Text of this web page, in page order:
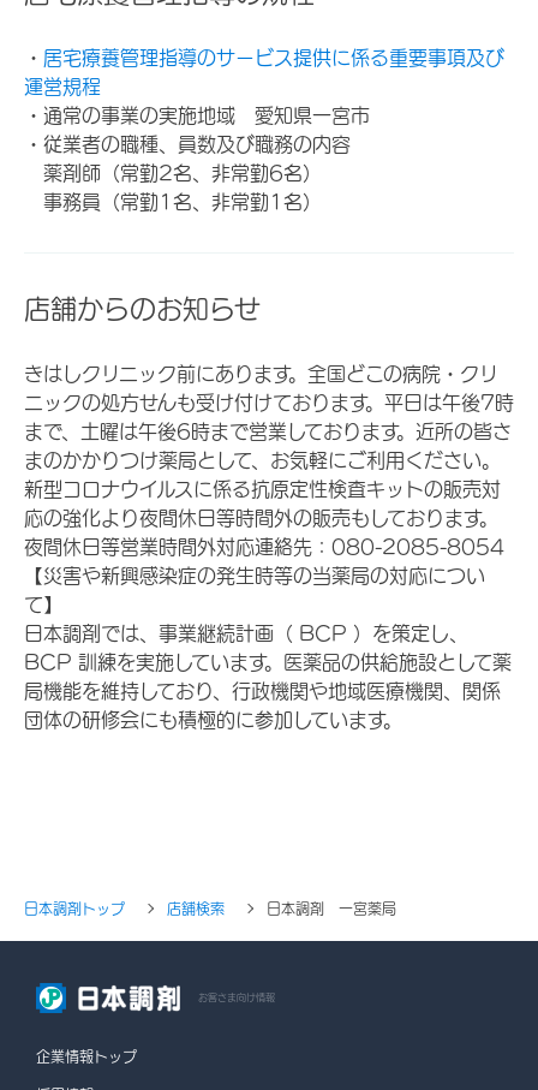
・ 居宅療養管理指導のサービス提供に係る重要事項及び
運営規程
・通常の事業の実施地域 愛知県一宮市
・従業者の職種、員数及び職務の内容
薬剤師（常勤2名、非常勤6名）
事務員（常勤1名、非常勤1名）
店舗からのお知らせ
きはしクリニック前にあります。全国どこの病院・クリ
ニックの処方せんも受け付けております。平日は午後7時
まで、土曜は午後6時まで営業しております。近所の皆さ
まのかかりつけ薬局として、お気軽にご利用ください。
新型コロナウイルスに係る抗原定性検査キットの販売対
応の強化より夜間休日等時間外の販売もしております。
夜間休日等営業時間外対応連絡先：080-2085-8054
【災害や新興感染症の発生時等の当薬局の対応につい
て】
日本調剤では、事業継続計画（ BCP ）を策定し、
BCP 訓練を実施しています。医薬品の供給施設として薬
局機能を維持しており、行政機関や地域医療機関、関係
団体の研修会にも積極的に参加しています。
日本調剤トップ 店舗検索 日本調剤 一宮薬局
お客さま向け情報
企業情報トップ